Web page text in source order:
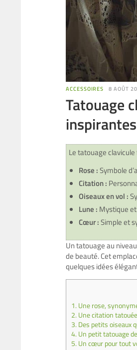
ACCESSOIRES 8 AOÛT
Tatouage
inspirantes
Le tatouage
Rose :Symbole
Citation :
Oiseaux en vol :
Lune : Mystique
Cœur :Simple et
Un tatouage au
de beauté. Cet
quelques idées
1. Une rose,
2. Une citation
3. Des petits oiseaux
4. Un petit tatouage
5. Un cœur pour tout